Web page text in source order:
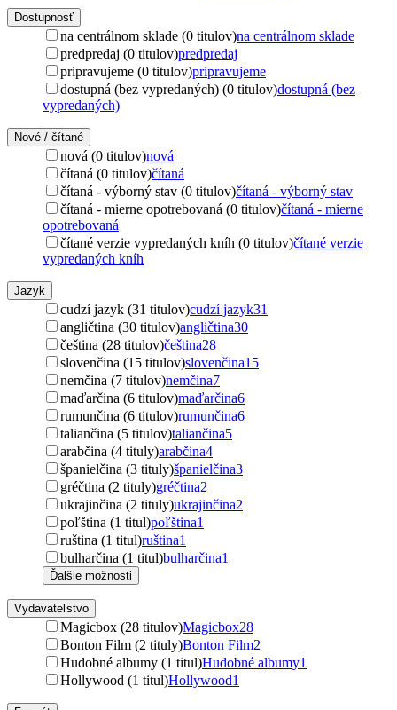
Dostupnosť
na centrálnom sklade (0 titulov)na centrálnom sklade
predpredaj (0 titulov)predpredaj
pripravujeme (0 titulov)pripravujeme
dostupná (bez vypredaných) (0 titulov)dostupná (bez
vypredaných)
Nové / čítané
nová (0 titulov)nová
čítaná (0 titulov)čítaná
čítaná - výborný stav (0 titulov)čítaná - výborný stav
čítaná - mierne opotrebovaná (0 titulov)čítaná - mierne
opotrebovaná
čítané verzie vypredaných kníh (0 titulov)čítané verzie
vypredaných kníh
Jazyk
cudzí jazyk (31 titulov)cudzí jazyk31
angličtina (30 titulov)angličtina30
čeština (28 titulov)čeština28
slovenčina (15 titulov)slovenčina15
nemčina (7 titulov)nemčina7
maďarčina (6 titulov)maďarčina6
rumunčina (6 titulov)rumunčina6
taliančina (5 titulov)taliančina5
arabčina (4 tituly)arabčina4
španielčina (3 tituly)španielčina3
gréčtina (2 tituly)gréčtina2
ukrajinčina (2 tituly)ukrajinčina2
poľština (1 titul)poľština1
ruština (1 titul)ruština1
bulharčina (1 titul)bulharčina1
Ďalšie možnosti
Vydavateľstvo
Magicbox (28 titulov)Magicbox28
Bonton Film (2 tituly)Bonton Film2
Hudobné albumy (1 titul)Hudobné albumy1
Hollywood (1 titul)Hollywood1